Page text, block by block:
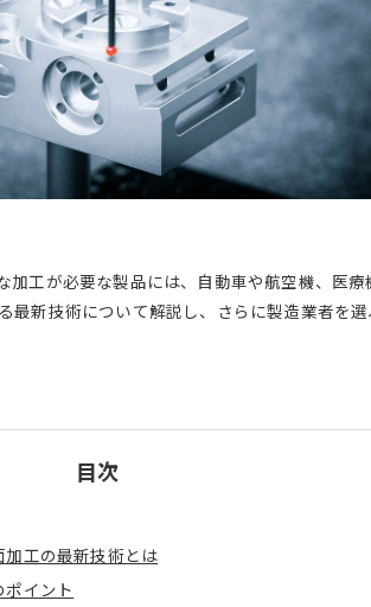
工が必要な製品には、自動車や航空機、医
新技術について解説し、さらに製造業者を
目次
工の最新技術とは
ポイント